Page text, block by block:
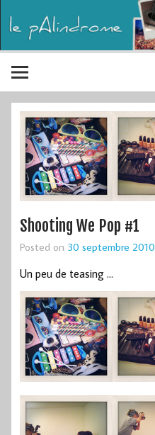
Shooting We Pop #1
Posted on 30 septembre 2010
Un peu de teasing …